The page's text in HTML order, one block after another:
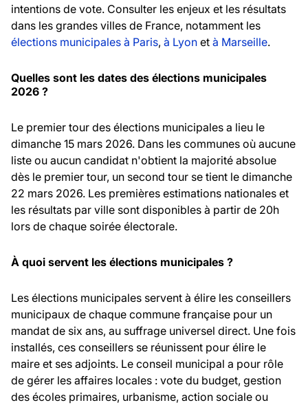
intentions de vote. Consulter les enjeux et les résultats
dans les grandes villes de France, notamment les
élections municipales à Paris, à Lyon et à Marseille.
Quelles sont les dates des élections municipales
2026 ?
Le premier tour des élections municipales a lieu le
dimanche 15 mars 2026. Dans les communes où aucune
liste ou aucun candidat n'obtient la majorité absolue
dès le premier tour, un second tour se tient le dimanche
22 mars 2026. Les premières estimations nationales et
les résultats par ville sont disponibles à partir de 20h
lors de chaque soirée électorale.
À quoi servent les élections municipales ?
Les élections municipales servent à élire les conseillers
municipaux de chaque commune française pour un
mandat de six ans, au suffrage universel direct. Une fois
installés, ces conseillers se réunissent pour élire le
maire et ses adjoints. Le conseil municipal a pour rôle
de gérer les affaires locales : vote du budget, gestion
des écoles primaires, urbanisme, action sociale ou